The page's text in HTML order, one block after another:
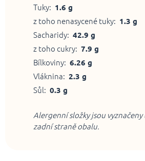
Tuky: 1.6 g
z toho nenasycené tuky: 1.3 g
Sacharidy: 42.9 g
z toho cukry: 7.9 g
Bílkoviny: 6.26 g
Vláknina: 2.3 g
Sůl: 0.3 g
Alergenní složky jsou
zadní straně obalu.